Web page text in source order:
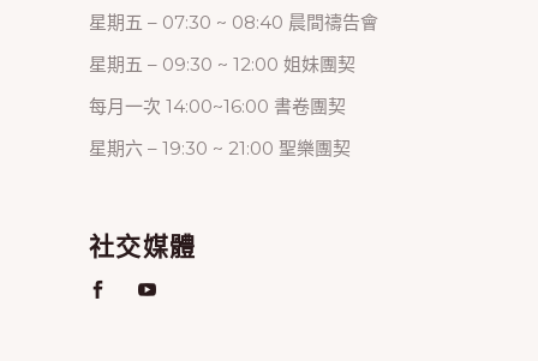
星期五 – 07:30 ~ 08:40 晨間禱告會
星期五 – 09:30 ~ 12:00 姐妹團契
每月一次 14:00~16:00 書卷團契
星期六 – 19:30 ~ 21:00 聖樂團契
社交媒體